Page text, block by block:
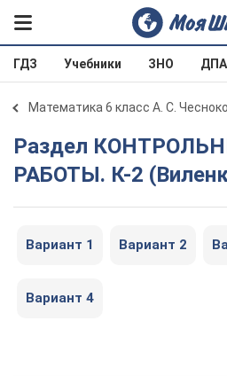
ГДЗ Учебники ЗНО ДПА
Математика 6 класс А. С.
Раздел КОНТРОЛЬНЫЕ
РАБОТЫ. К-2
Вариант 1 Вариант 2
Вариант 4